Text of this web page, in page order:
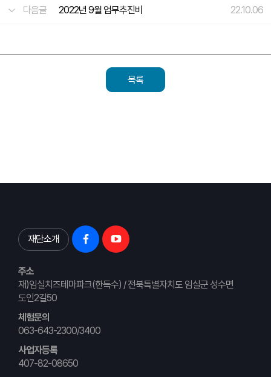
다음글 2022년 9월 업무추진비 22.10.06
목록
재단소개
주소
재)임실치즈테마파크(한득수) / 전북특별자치도 임실군 성수면
도인2길50
체험문의
063-643-2300/3400
사업자등록
407-82-08650